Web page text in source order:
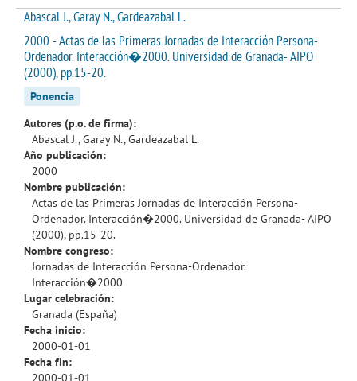
Abascal J., Garay N., Gardeazabal L.
2000 - Actas de las Primeras Jornadas de Interacción Persona-
Ordenador. Interacción�2000. Universidad de Granada- AIPO
(2000), pp.15-20.
Ponencia
Autores (p.o. de firma):
Abascal J., Garay N., Gardeazabal L.
Año publicación:
2000
Nombre publicación:
Actas de las Primeras Jornadas de Interacción Persona-
Ordenador. Interacción�2000. Universidad de Granada- AIPO
(2000), pp.15-20.
Nombre congreso:
Jornadas de Interacción Persona-Ordenador.
Interacción�2000
Lugar celebración:
Granada (España)
Fecha inicio:
2000-01-01
Fecha fin:
2000-01-01